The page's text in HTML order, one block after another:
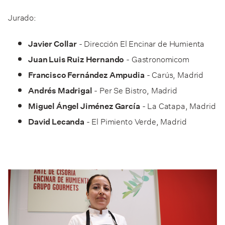
Jurado:
Javier Collar- Dirección El Encinar de Humienta
Juan Luis Ruiz Hernando - Gastronomicom
Francisco Fernández Ampudia - Carús, Madrid
Andrés Madrigal - Per Se Bistro, Madrid
Miguel Ángel Jiménez García - La Catapa, Madrid
David Lecanda - El Pimiento Verde, Madrid